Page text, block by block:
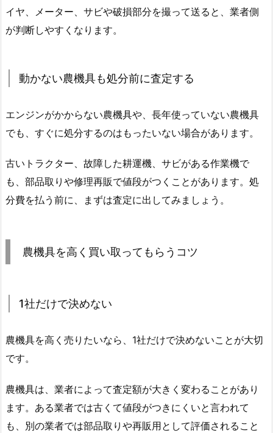
イヤ、メーター、サビや破損部分を撮って送ると、業者側
が判断しやすくなります。
動かない農機具も処分前に査定する
エンジンがかからない農機具や、長年使っていない農機具
でも、すぐに処分するのはもったいない場合があります。
古いトラクター、故障した耕運機、サビがある作業機で
も、部品取りや修理再販で値段がつくことがあります。処
分費を払う前に、まずは査定に出してみましょう。
農機具を高く買い取ってもらうコツ
1社だけで決めない
農機具を高く売りたいなら、1社だけで決めないことが大切
です。
農機具は、業者によって査定額が大きく変わることがあり
ます。ある業者では古くて値段がつきにくいと言われて
も、別の業者では部品取りや再販用として評価されること